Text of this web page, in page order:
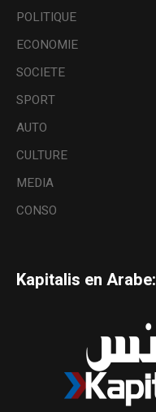
POLITIQUE
ECONOMIE
SOCIETE
SPORT
AUTO
CULTURE
MEDIA
CONSO
Kapitalis en Arabe: